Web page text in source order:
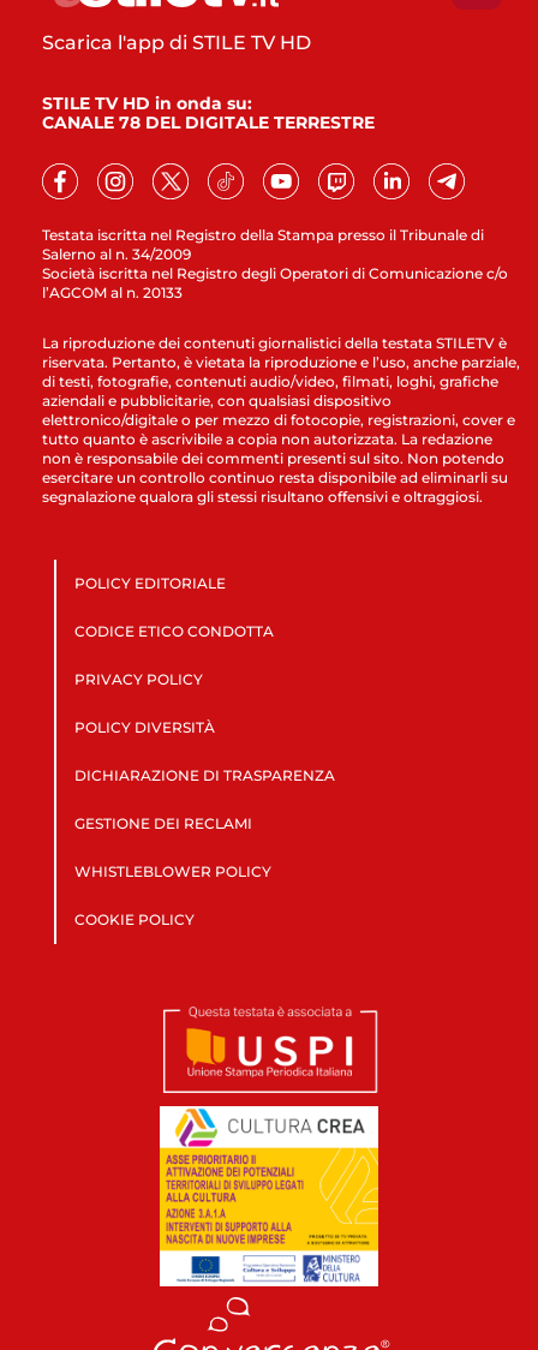
Testata iscritta nel Registro della Stampa presso il Tribunale di
Salerno al n. 34/2009
Società iscritta nel Registro degli Operatori di Comunicazione c/o
l’AGCOM al n. 20133
Scarica l'app di STILE TV HD
STILE TV HD in onda su:
CANALE 78 DEL DIGITALE TERRESTRE
La riproduzione dei contenuti giornalistici della testata STILETV è
riservata. Pertanto, è vietata la riproduzione e l’uso, anche parziale,
di testi, fotografie, contenuti audio/video, filmati, loghi, grafiche
aziendali e pubblicitarie, con qualsiasi dispositivo
elettronico/digitale o per mezzo di fotocopie, registrazioni, cover e
tutto quanto è ascrivibile a copia non autorizzata. La redazione
non è responsabile dei commenti presenti sul sito. Non potendo
esercitare un controllo continuo resta disponibile ad eliminarli su
segnalazione qualora gli stessi risultano offensivi e oltraggiosi.
POLICY EDITORIALE
CODICE ETICO CONDOTTA
PRIVACY POLICY
POLICY DIVERSITÀ
DICHIARAZIONE DI TRASPARENZA
GESTIONE DEI RECLAMI
WHISTLEBLOWER POLICY
COOKIE POLICY